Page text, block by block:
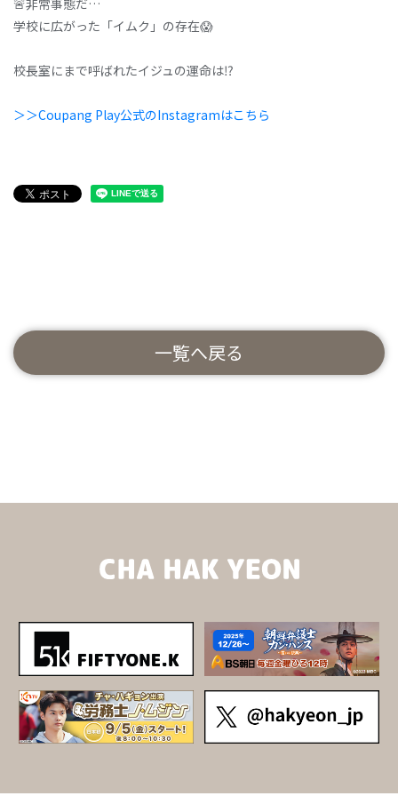
🚨非常事態だ…
学校に広がった「イムク」の存在😱
校長室にまで呼ばれたイジュの運命は⁉️
＞＞Coupang Play公式のInstagramはこちら
一覧へ戻る